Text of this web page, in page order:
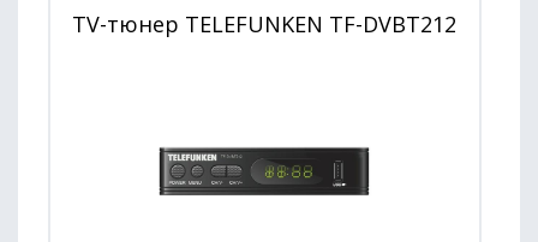
TV-тюнер TELEFUNKEN TF-DVBT212